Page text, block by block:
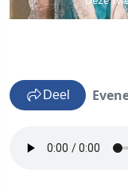
Deel